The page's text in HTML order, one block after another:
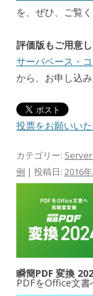
を、ぜひ、ご覧く
評価版もご用意し
サーバベース・
から、お申し込み
投票をお願いい
カテゴリー:
例 | 投稿日: 2016
瞬簡PDF 変換
PDFをOffice文